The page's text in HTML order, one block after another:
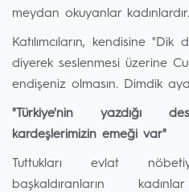
meydan okuyanlar
Katılımcıların, kendisine
diyerek seslenmesi üzerine
endişeniz olmasın. Dimdik
"Türkiye'nin yazdığı
kardeşlerimizin emeği var"
Tuttukları evlat
başkaldıranların